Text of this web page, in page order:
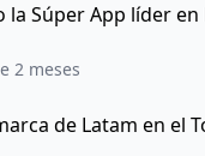
Súper App líder
2 meses
de Latam en el